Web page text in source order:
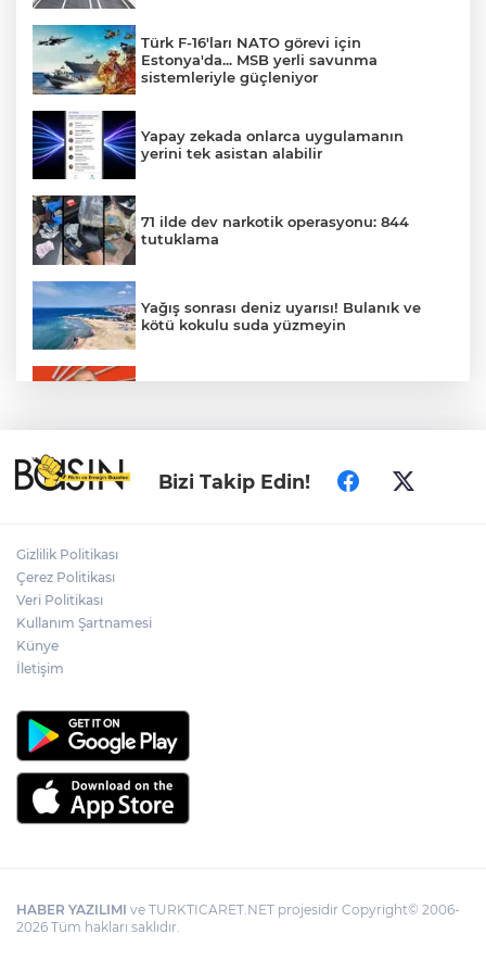
Türk F-16'ları NATO görevi için
Estonya'da... MSB yerli savunma
sistemleriyle güçleniyor
Yapay zekada onlarca uygulamanın
yerini tek asistan alabilir
71 ilde dev narkotik operasyonu: 844
tutuklama
Yağış sonrası deniz uyarısı! Bulanık ve
kötü kokulu suda yüzmeyin
Türkiye ile Vietnam arasında 'hava'da
yeni dönem... Sefer kapasitesi artırıldı
Bizi Takip Edin!
Gizlilik Politikası
Çerez Politikası
Veri Politikası
Kullanım Şartnamesi
Künye
İletişim
HABER YAZILIMI ve TURKTICARET.NET projesidir Copyright© 2006-
2026 Tüm hakları saklıdır.